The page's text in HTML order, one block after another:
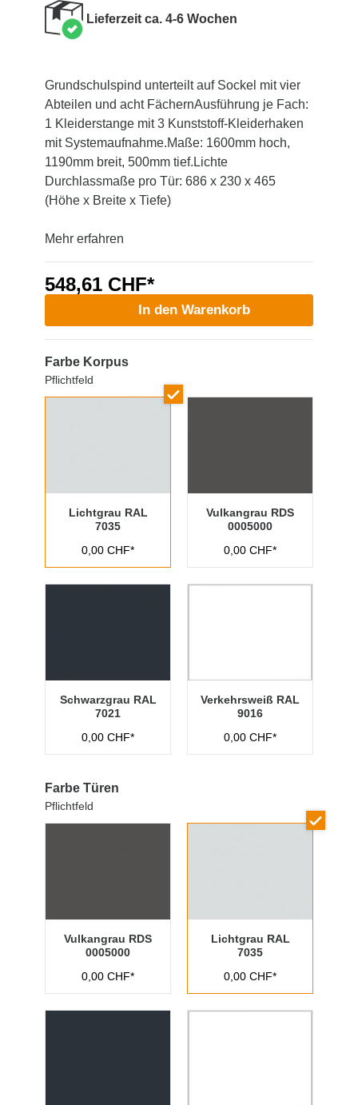
Lieferzeit ca. 4-6 Wochen
Grundschulspind unterteilt auf Sockel mit vier
Abteilen und acht FächernAusführung je Fach:
1 Kleiderstange mit 3 Kunststoff-Kleiderhaken
mit Systemaufnahme.Maße: 1600mm hoch,
1190mm breit, 500mm tief.Lichte
Durchlassmaße pro Tür: 686 x 230 x 465
(Höhe x Breite x Tiefe)
Mehr erfahren
548,61 CHF*
In den Warenkorb
Farbe Korpus
Pflichtfeld
Lichtgrau RAL
7035
0,00 CHF*
Vulkangrau RDS
0005000
0,00 CHF*
Schwarzgrau RAL
7021
0,00 CHF*
Verkehrsweiß RAL
9016
0,00 CHF*
Farbe Türen
Pflichtfeld
Vulkangrau RDS
0005000
0,00 CHF*
Lichtgrau RAL
7035
0,00 CHF*